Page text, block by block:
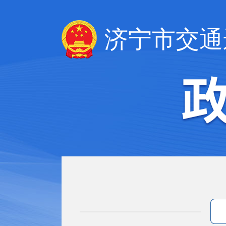
济宁市交